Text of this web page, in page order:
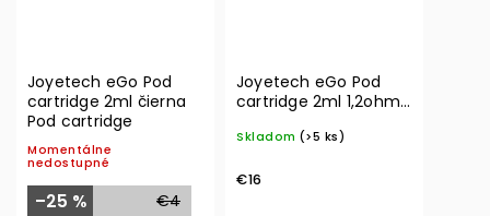
Joyetech eGo Pod
cartridge 2ml čierna
Pod cartridge
Momentálne
nedostupné
€4
–25 %
Joyetech eGo Pod
cartridge 2ml 1,2ohm
Skladom (>5 ks)
€16